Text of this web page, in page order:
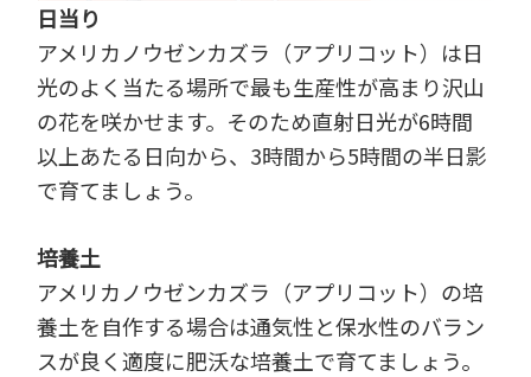
日当り
アメリカノウゼンカズラ（アプリコット）は日
光のよく当たる場所で最も生産性が高まり沢山
の花を咲かせます。そのため直射日光が6時間
以上あたる日向から、3時間から5時間の半日影
で育てましょう。
培養土
アメリカノウゼンカズラ（アプリコット）の培
養土を自作する場合は通気性と保水性のバラン
スが良く適度に肥沃な培養土で育てましょう。